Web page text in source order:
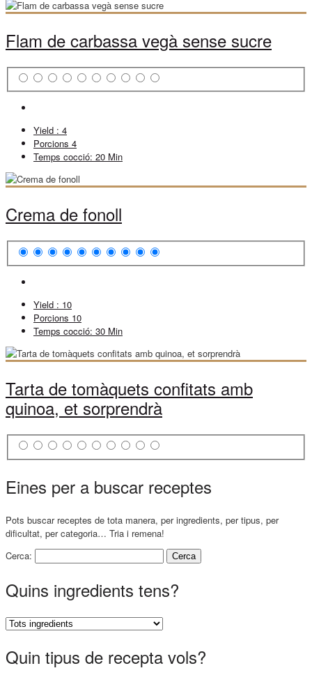
Flam de carbassa vegà sense sucre
Yield : 4
Porcions 4
Temps cocció: 20 Min
Crema de fonoll
Yield : 10
Porcions 10
Temps cocció: 30 Min
Tarta de tomàquets confitats amb
quinoa, et sorprendrà
Eines per a buscar receptes
Pots buscar receptes de tota manera, per ingredients, per tipus, per
dificultat, per categoria… Tria i remena!
Cerca:
Quins ingredients tens?
Quin tipus de recepta vols?